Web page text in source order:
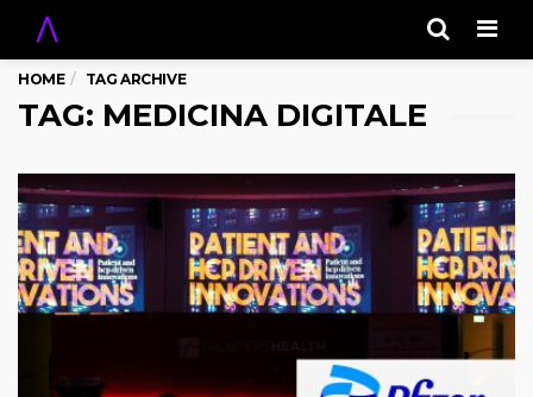
HOME TAG ARCHIVE
TAG: MEDICINA DIGITALE